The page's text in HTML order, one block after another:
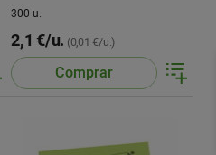
300 u.
2,1 €/u. (0,01 €/u.)
Comprar